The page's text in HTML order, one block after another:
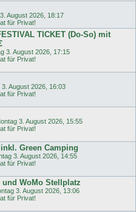
August 2026, 18:17
für Privat!
TICKET (Do-So) mit
3. August 2026, 17:15
für Privat!
3. August 2026, 16:03
für Privat!
3. August 2026, 15:55
für Privat!
Green Camping
3. August 2026, 14:55
für Privat!
WoMo Stellplatz
3. August 2026, 13:06
für Privat!